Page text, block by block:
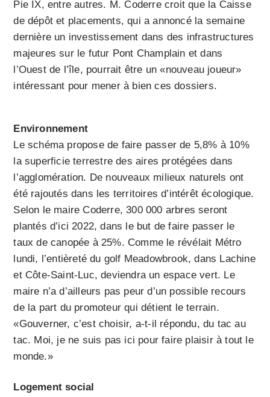
Pie IX, entre autres. M. Coderre croit que la Caisse
de dépôt et placements, qui a annoncé la semaine
dernière un investissement dans des infrastructures
majeures sur le futur Pont Champlain et dans
l’Ouest de l’île, pourrait être un «nouveau joueur»
intéressant pour mener à bien ces dossiers.
Environnement
Le schéma propose de faire passer de 5,8% à 10%
la superficie terrestre des aires protégées dans
l’agglomération. De nouveaux milieux naturels ont
été rajoutés dans les territoires d’intérêt écologique.
Selon le maire Coderre, 300 000 arbres seront
plantés d’ici 2022, dans le but de faire passer le
taux de canopée à 25%. Comme le révélait Métro
lundi, l’entièreté du golf Meadowbrook, dans Lachine
et Côte-Saint-Luc, deviendra un espace vert. Le
maire n’a d’ailleurs pas peur d’un possible recours
de la part du promoteur qui détient le terrain.
«Gouverner, c’est choisir, a-t-il répondu, du tac au
tac. Moi, je ne suis pas ici pour faire plaisir à tout le
monde.»
Logement social